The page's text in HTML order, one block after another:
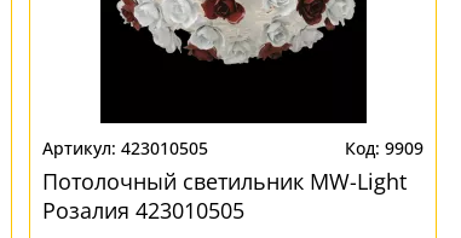
423010505 9909
Потолочный светильник MW-Light
Розалия 423010505